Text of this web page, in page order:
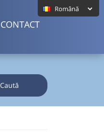
CONTACT
Caută